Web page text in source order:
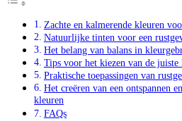
Zachte en kalmerende kleuren
Natuurlijke tinten voor een
Het belang van balans in
Tips voor het kiezen van de juiste
Praktische toepassingen van
Het creëren van een ontspannen
kleuren
FAQs